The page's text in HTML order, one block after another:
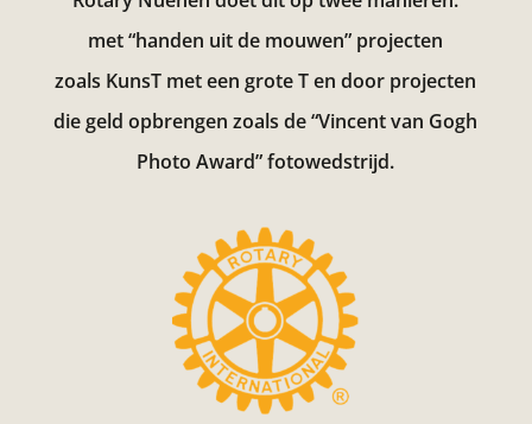
met “handen uit de mouwen” projecten
zoals KunsT met een grote T en door projecten
die geld opbrengen zoals de “Vincent van Gogh
Photo Award” fotowedstrijd.